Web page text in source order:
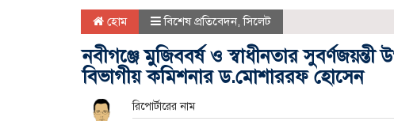
হোম বিশেষ প্রতিবেদন,সিলেট
নবীগঞ্জে মুজিববর্ষ ও স্বাধীনতার সুবর্ণজয়ন্তী
বিভাগীয় কমিশনার ড.মোশাররফ হোসেন
রিপোর্টারের নাম